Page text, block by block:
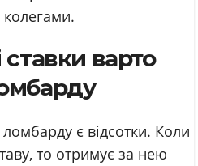
ставки варто
є відсотки. Коли
то отримує за нею